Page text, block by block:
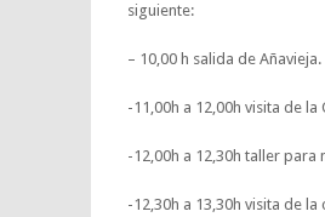
siguiente:
– 10,00 h salida de Añavieja.
-11,00h a 12,00h visita de la
-12,00h a 12,30h taller para
-12,30h a 13,30h visita de la